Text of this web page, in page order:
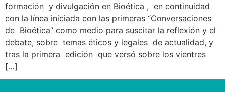
formación y divulgación en Bioética , en continuidad
con la línea iniciada con las primeras “Conversaciones
de Bioética” como medio para suscitar la reflexión y el
debate, sobre temas éticos y legales de actualidad, y
tras la primera edición que versó sobre los vientres
[…]